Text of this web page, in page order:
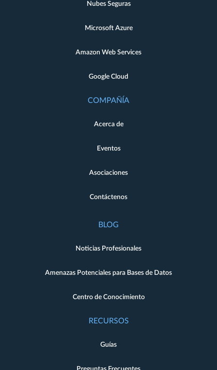
Nubes Seguras
Microsoft Azure
Amazon Web Services
Google Cloud
COMPAÑÍA
Acerca de
Eventos
Asociaciones
Contáctenos
BLOG
Noticias Profesionales
Amenazas Potenciales para Bases de Datos
Centro de Conocimiento
RECURSOS
Guías